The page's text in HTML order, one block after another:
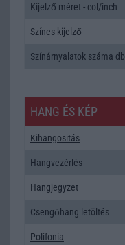
Kijelző méret - col/inch
Színes kijelző
Színárnyalatok száma db
HANG ÉS KÉP
Kihangositás
Hangvezérlés
Hangjegyzet
Csengőhang letöltés
Polifonia